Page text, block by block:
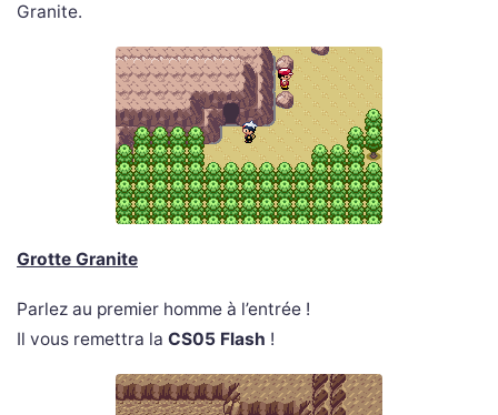
Granite.
Grotte Granite
Parlez au premier homme à l’entrée !
Il vous remettra la CS05 Flash !